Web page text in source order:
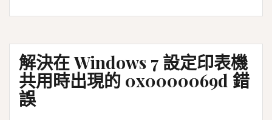
解決在 Windows 7 設定印表機
共用時出現的 0x0000069d 錯
誤